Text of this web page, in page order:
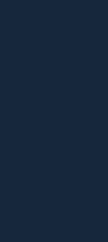
oknie)oknie)
w nowym oknie)